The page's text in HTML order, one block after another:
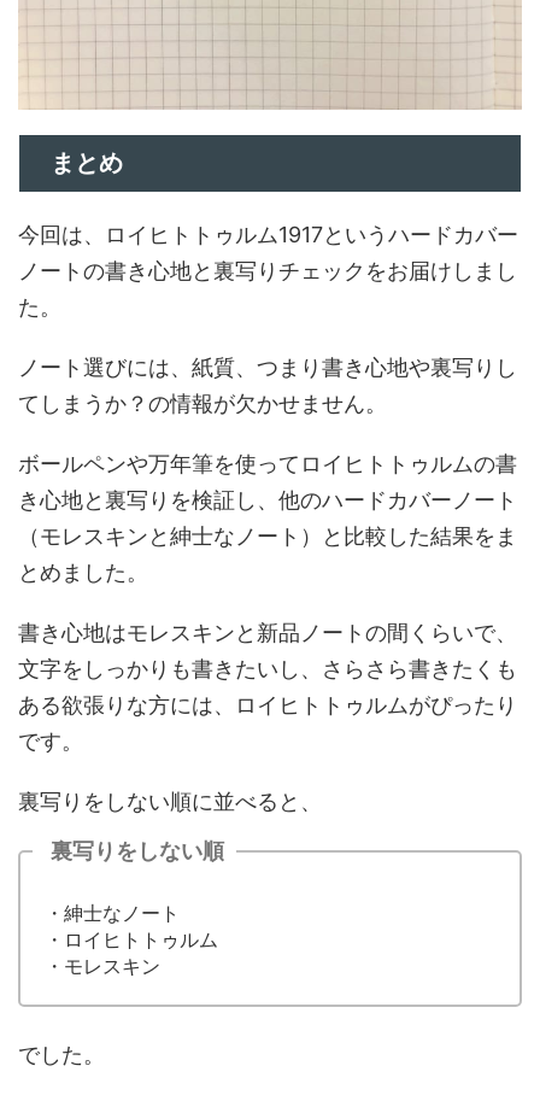
まとめ
今回は、ロイヒトトゥルム1917というハードカバー
ノートの書き心地と裏写りチェックをお届けしまし
た。
ノート選びには、紙質、つまり書き心地や裏写りし
てしまうか？の情報が欠かせません。
ボールペンや万年筆を使ってロイヒトトゥルムの書
き心地と裏写りを検証し、他のハードカバーノート
（モレスキンと紳士なノート）と比較した結果をま
とめました。
書き心地はモレスキンと新品ノートの間くらいで、
文字をしっかりも書きたいし、さらさら書きたくも
ある欲張りな方には、ロイヒトトゥルムがぴったり
です。
裏写りをしない順に並べると、
裏写りをしない順
・紳士なノート
・ロイヒトトゥルム
・モレスキン
でした。